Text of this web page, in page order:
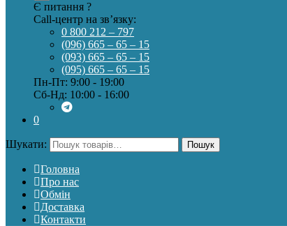
Є питання ?
Call-центр на зв’язку:
0 800 212 – 797
(096) 665 – 65 – 15
(093) 665 – 65 – 15
(095) 665 – 65 – 15
Пн-Пт: 9:00 - 19:00
Сб-Нд: 10:00 - 16:00
0
Шукати: Пошук
Головна
Про нас
Обмін
Доставка
Контакти